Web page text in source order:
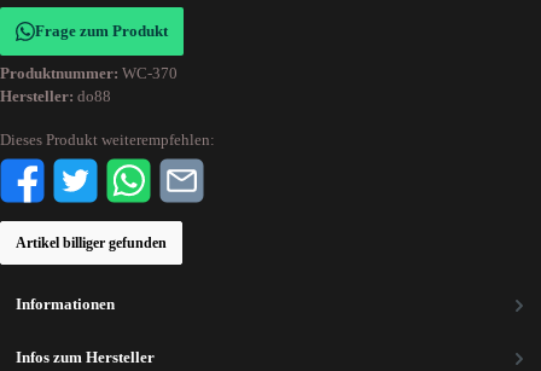
Frage zum Produkt
Produktnummer: WC-370
Hersteller: do88
Dieses Produkt weiterempfehlen:
Artikel billiger gefunden
Informationen
Infos zum Hersteller